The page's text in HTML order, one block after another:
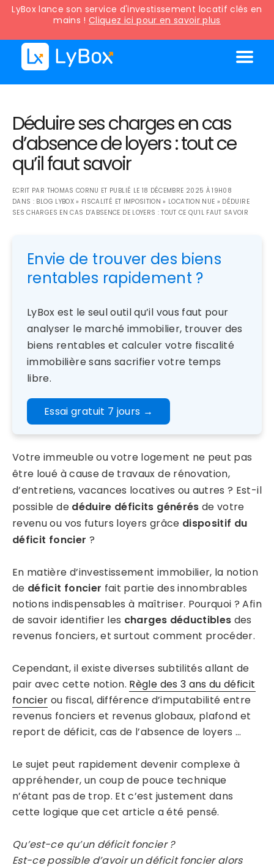
LyBox lance son service d'investissement locatif clés en
mains ! Cliquez ici pour en savoir plus
Déduire ses charges en cas
d’absence de loyers : tout ce
qu’il faut savoir
ECRIT PAR THOMAS CORNU ET PUBLIÉ LE 18 DÉCEMBRE 2025 À 19H08
DANS : BLOG LYBOX» FISCALITÉ ET IMPOSITION » LOCATION NUE » DÉDUIRE
SES CHARGES EN CAS D’ABSENCE DE LOYERS : TOUT CE QU’IL FAUT SAVOIR
Envie de trouver des biens
rentables rapidement ?
LyBox est le seul outil qu’il vous faut pour
analyser le marché immobilier, trouver des
biens rentables et calculer votre fiscalité
immobilière sans sacrifier votre temps
libre.
Essai gratuit 7 jours →
Votre immeuble ou votre logement ne peut pas
être loué à cause de travaux de rénovation,
d’entretiens, vacances locatives ou autres ? Est-il
possible de déduire déficits générés de votre
revenu ou vos futurs loyers grâce dispositif du
déficit foncier ?
En matière d’investissement immobilier, la notion
de déficit foncier fait partie des innombrables
notions indispensables à maîtriser. Pourquoi ? Afin
de savoir identifier les charges déductibles des
revenus fonciers, et surtout comment procéder.
Cependant, il existe diverses subtilités allant de
pair avec cette notion. Règle des 3 ans du déficit
foncier ou fiscal, différence d’imputabilité entre
revenus fonciers et revenus globaux, plafond et
report de déficit, cas de l’absence de loyers …
Le sujet peut rapidement devenir complexe à
appréhender, un coup de pouce technique
n’étant pas de trop. Et c’est justement dans
cette logique que cet article a été pensé.
Qu’est-ce qu’un déficit foncier ?
Est-ce possible d’avoir un déficit foncier alors